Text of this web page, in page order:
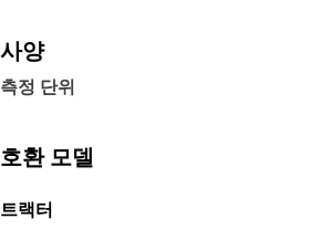
사양
측정 단위
호환 모델
트랙터